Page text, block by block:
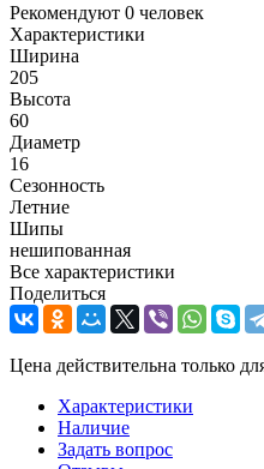
Рекомендуют 0 человек
Характеристики
Ширина
205
Высота
60
Диаметр
16
Сезонность
Летние
Шипы
нешипованная
Все характеристики
Поделиться
Цена действительна только
Характеристики
Наличие
Задать вопрос